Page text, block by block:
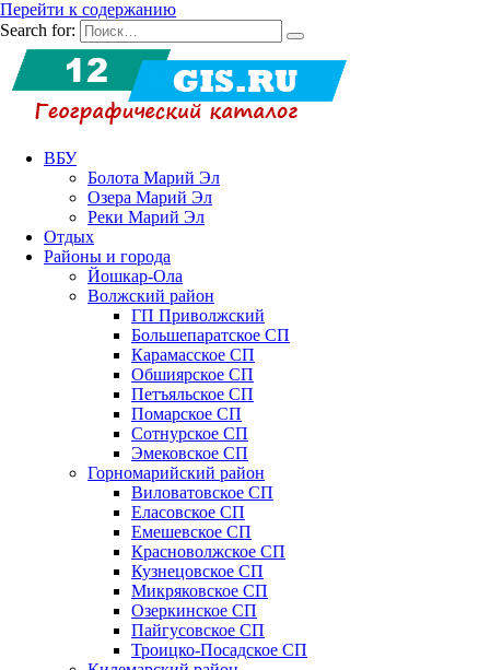
Перейти к содержанию
Search for:
ВБУ
Болота Марий Эл
Озера Марий Эл
Реки Марий Эл
Отдых
Районы и города
Йошкар-Ола
Волжский район
ГП Приволжский
Большепаратское СП
Карамасское СП
Обшиярское СП
Петъяльское СП
Помарское СП
Сотнурское СП
Эмековское СП
Горномарийский район
Виловатовское СП
Еласовское СП
Емешевское СП
Красноволжское СП
Кузнецовское СП
Микряковское СП
Озеркинское СП
Пайгусовское СП
Троицко-Посадское СП